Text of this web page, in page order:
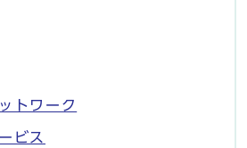
トワーク
ビス